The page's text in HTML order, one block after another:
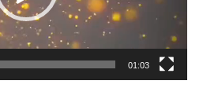
01:03